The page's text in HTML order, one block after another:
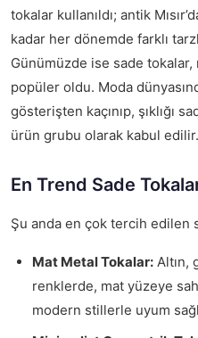
tokalar kullanıldı; antik
kadar her dönemde farklı
Günümüzde ise sade
popüler oldu. Moda
gösterişten kaçınıp, şıklığı
ürün grubu olarak kabul edilir.
En Trend Sade
Şu anda en çok tercih edilen
Mat Metal Tokalar: Altın,
renklerde, mat yüzeye
modern stillerle uyum